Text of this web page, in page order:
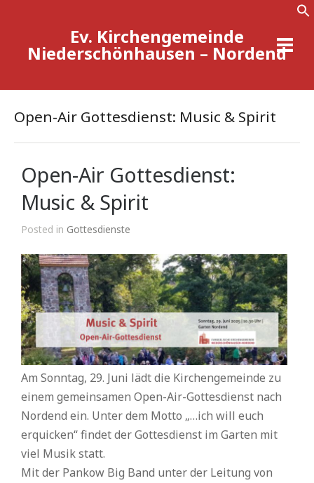
Ev. Kirchengemeinde
Niederschönhausen – Nordend
Open-Air Gottesdienst: Music & Spirit
Open-Air Gottesdienst:
Music & Spirit
Posted in Gottesdienste
Am Sonntag, 29. Juni lädt die Kirchengemeinde zu
einem gemeinsamen Open-Air-Gottesdienst nach
Nordend ein. Unter dem Motto „…ich will euch
erquicken“ findet der Gottesdienst im Garten mit
viel Musik statt.
Mit der Pankow Big Band unter der Leitung von